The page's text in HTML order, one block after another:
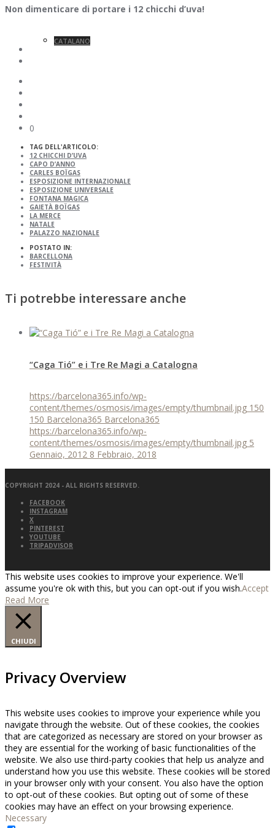
CATALANO
Non dimenticare di portare i 12 chicchi d’uva!
0
TAG DELL'ARTICOLO:
12 CHICCHI D’UVA
CAPO D’ANNO
CARLES BOÏGAS
ESPOSIZIONE INTERNAZIONALE
ESPOSIZIONE UNIVERSALE
FONTANA MAGICA
GAIETÀ BOÏGAS
LA MERCE
NATALE
PALAZZO NAZIONALE
POSTATO IN:
BARCELLONA
FESTIVITÀ
Ti potrebbe interessare anche
“Caga Tió” e i Tre Re Magi a Catalogna
https://barcelona365.info/wp-
content/themes/osmosis/images/empty/thumbnail.jpg 150
150 Barcelona365 Barcelona365
https://barcelona365.info/wp-
content/themes/osmosis/images/empty/thumbnail.jpg 5
Gennaio, 2012 8 Febbraio, 2018
COPYRIGHT 2024 - ALL RIGHTS RESERVED.
FACEBOOK
INSTAGRAM
X
PINTEREST
YOUTUBE
TRIPADVISOR
This website uses cookies to improve your experience. We'll
assume you're ok with this, but you can opt-out if you wish.Accept
Read More
CHIUDI
Privacy Overview
This website uses cookies to improve your experience while you
navigate through the website. Out of these cookies, the cookies
that are categorized as necessary are stored on your browser as
they are essential for the working of basic functionalities of the
website. We also use third-party cookies that help us analyze and
understand how you use this website. These cookies will be stored
in your browser only with your consent. You also have the option
to opt-out of these cookies. But opting out of some of these
cookies may have an effect on your browsing experience.
Necessary